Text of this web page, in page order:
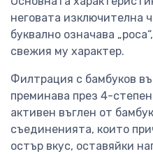
неговата изключителна
буквално означава
свежия му характер.
Филтрация с бамбуков
преминава през 4-
активен въглен от
съединенията, които
остър вкус, оставяйки